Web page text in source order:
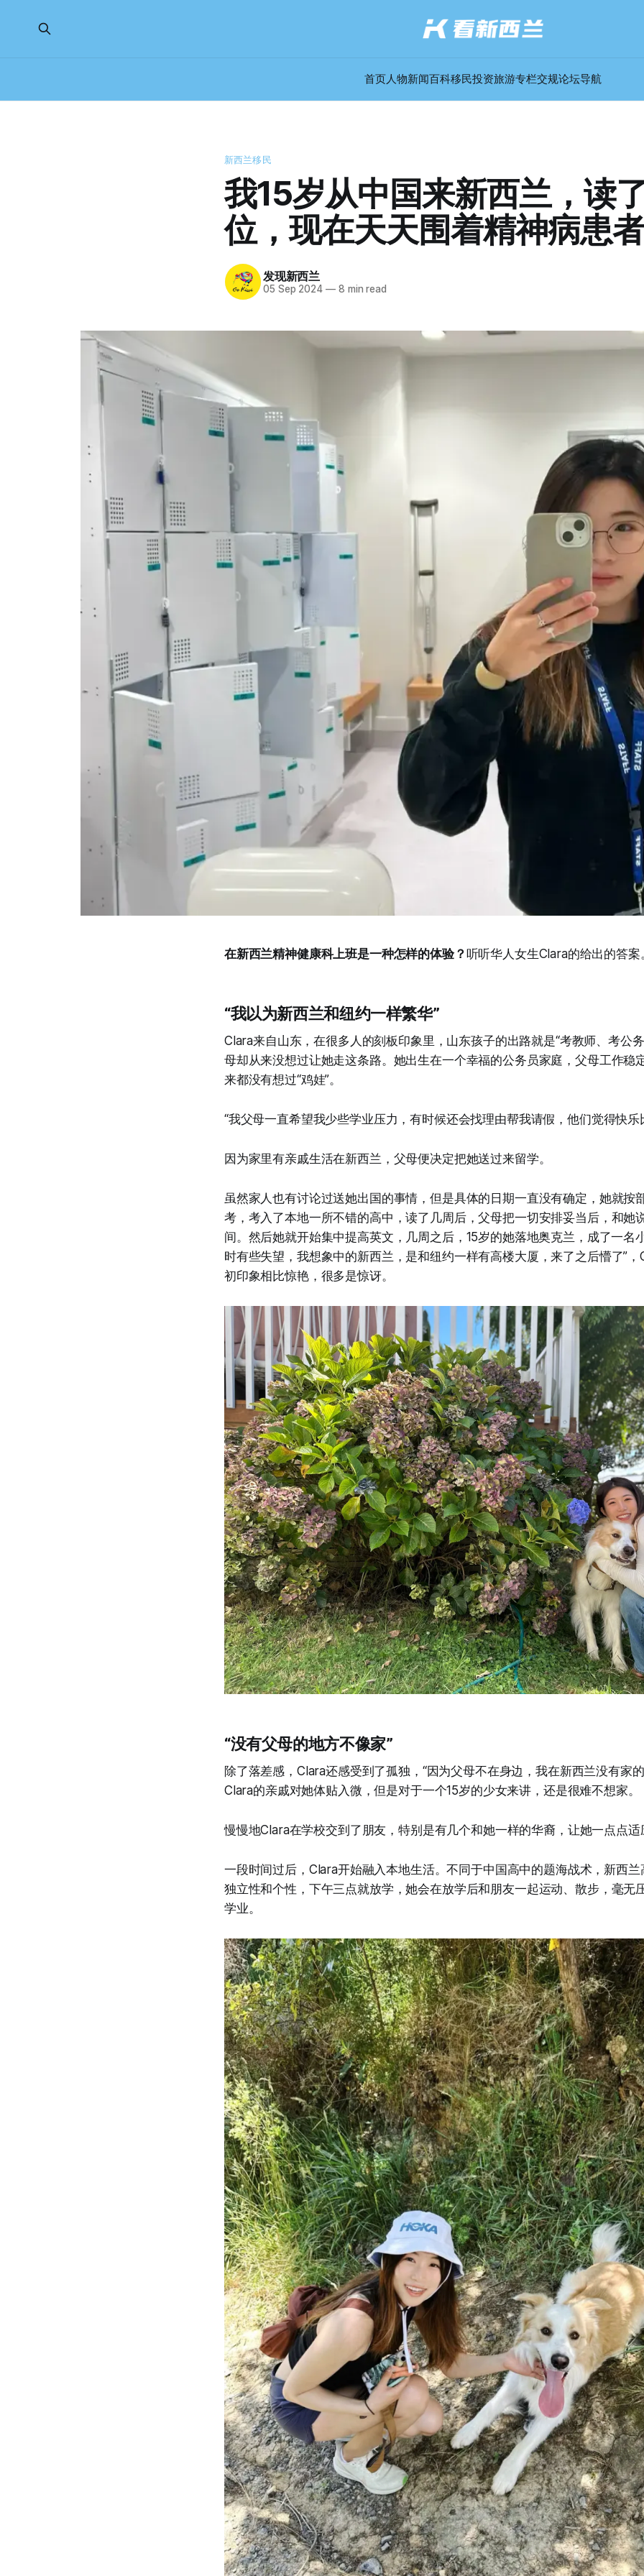
首页人物新闻百科移民投资旅游专栏交规论坛导航
新西兰移民
我15岁从中国来新西兰，读
位，现在天天围着精神病患
发现新西兰
05 Sep 2024 —8 min read
在新西兰精神健康科上班是一种怎样的体验？ 听听华人女生Clara的给出的答案
“我以为新西兰和纽约一样繁华”
Clara来自山东，在很多人的刻板印象里，山东孩子的出路就是“考教师、考公
母却从来没想过让她走这条路。她出生在一个幸福的公务员家庭，父母工作稳
来都没有想过“鸡娃”。
“我父母一直希望我少些学业压力，有时候还会找理由帮我请假，他们觉得快乐
因为家里有亲戚生活在新西兰，父母便决定把她送过来留学。
虽然家人也有讨论过送她出国的事情，但是具体的日期一直没有确定，她就按
考，考入了本地一所不错的高中，读了几周后，父母把一切安排妥当后，和她
间。然后她就开始集中提高英文，几周之后，15岁的她落地奥克兰，成了一名
时有些失望，我想象中的新西兰，是和纽约一样有高楼大厦，来了之后懵了”
初印象相比惊艳，很多是惊讶。
“没有父母的地方不像家”
除了落差感，Clara还感受到了孤独，“因为父母不在身边，我在新西兰没有家
Clara的亲戚对她体贴入微，但是对于一个15岁的少女来讲，还是很难不想家。
慢慢地Clara在学校交到了朋友，特别是有几个和她一样的华裔，让她一点点
一段时间过后，Clara开始融入本地生活。不同于中国高中的题海战术，新西
独立性和个性，下午三点就放学，她会在放学后和朋友一起运动、散步，毫无
学业。